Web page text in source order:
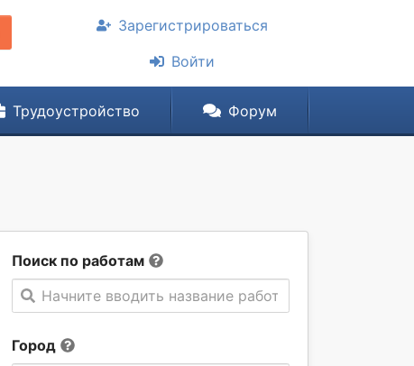
Зарегистрироваться
Войти
Трудоустройство Форум
Поиск по работам
Начните вводить название работы
Город